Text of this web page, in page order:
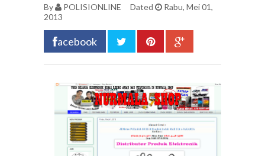
By POLISIONLINE Dated
Rabu, Mei 01,
2013
acebook